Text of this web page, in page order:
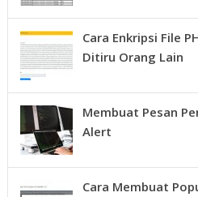
Cara Enkripsi File
Ditiru Orang Lain
Membuat Pesan
Alert
Cara Membuat